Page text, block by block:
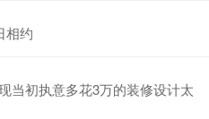
相约
当初执意多花3万的装修设计太